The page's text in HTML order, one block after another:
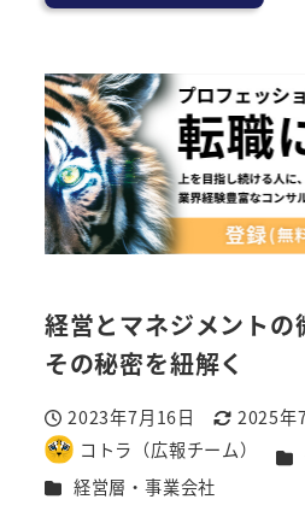
経営とマネジメントの
その秘密を紐解く
投稿日
2023年7月16日
更新日
2025年
著
者
コトラ（広報チーム） カ
カテゴリー
経営層・事業会社